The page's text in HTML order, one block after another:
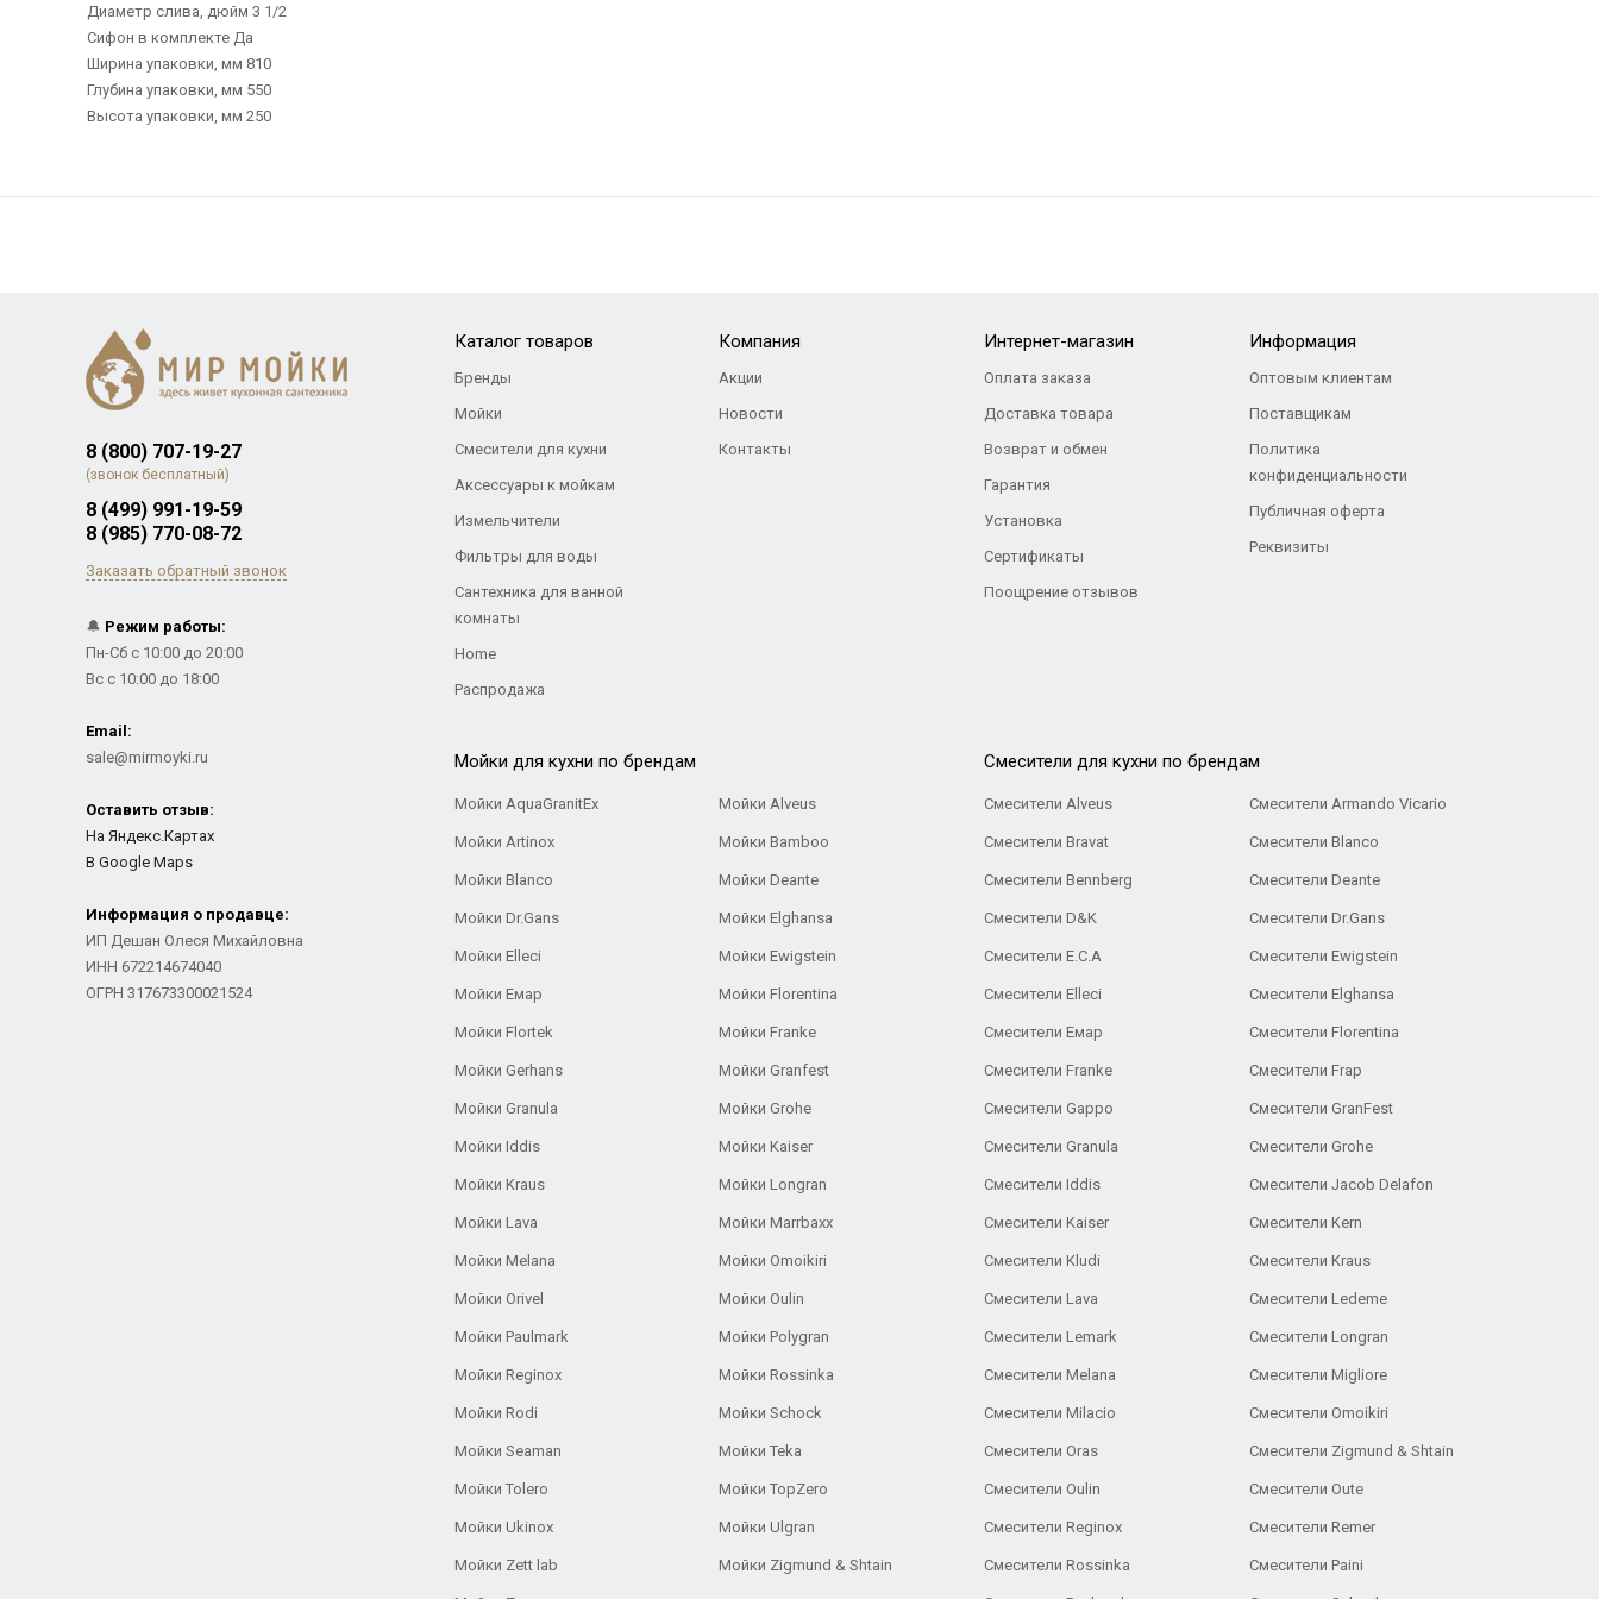
Диаметр слива, дюйм 3 1/2
Сифон в комплекте Да
Ширина упаковки, мм 810
Глубина упаковки, мм 550
Высота упаковки, мм 250
8 (800) 707-19-27
(звонок бесплатный)
8 (499) 991-19-59
8 (985) 770-08-72
Заказать обратный звонок
🔔 Режим работы:
Пн-Сб с 10:00 до 20:00
Вс с 10:00 до 18:00
Email:
sale@mirmoyki.ru
Оставить отзыв:
На Яндекс.Картах
В Google Maps
Информация о продавце:
ИП Дешан Олеся Михайловна
ИНН 672214674040
ОГРН 317673300021524
Каталог товаров
Бренды
Мойки
Смесители для кухни
Аксессуары к мойкам
Измельчители
Фильтры для воды
Сантехника для ванной
комнаты
Home
Распродажа
Компания
Акции
Новости
Контакты
Интернет-магазин
Оплата заказа
Доставка товара
Возврат и обмен
Гарантия
Установка
Сертификаты
Поощрение отзывов
Информация
Оптовым клиентам
Поставщикам
Политика
конфиденциальности
Публичная оферта
Реквизиты
Мойки для кухни по брендам
Мойки AquaGranitEx Мойки Alveus
Мойки Artinox Мойки Bamboo
Мойки Blanco Мойки Deante
Мойки Dr.Gans Мойки Elghansa
Мойки Elleci Мойки Ewigstein
Мойки Емар Мойки Florentina
Мойки Flortek Мойки Franke
Мойки Gerhans Мойки Granfest
Мойки Granula Мойки Grohe
Мойки Iddis Мойки Kaiser
Мойки Kraus Мойки Longran
Мойки Lava Мойки Marrbaxx
Мойки Melana Мойки Omoikiri
Мойки Orivel Мойки Oulin
Мойки Paulmark Мойки Polygran
Мойки Reginox Мойки Rossinka
Мойки Rodi Мойки Schock
Мойки Seaman Мойки Teka
Мойки Tolero Мойки TopZero
Мойки Ukinox Мойки Ulgran
Мойки Zett lab Мойки Zigmund & Shtain
Cмесители для кухни по брендам
Смесители Alveus Смесители Armando Vicario
Смесители Bravat Смесители Blanco
Смесители Bennberg Смесители Deante
Смесители D&K Смесители Dr.Gans
Смесители E.C.A Cмесители Ewigstein
Смесители Elleci Смесители Elghansa
Смесители Емар Смесители Florentina
Смесители Franke Смесители Frap
Смесители Gappo Смесители GranFest
Смесители Granula Смесители Grohe
Смесители Iddis Смесители Jacob Delafon
Смесители Kaiser Смесители Kern
Смесители Kludi Смесители Kraus
Смесители Lava Смесители Ledeme
Смесители Lemark Смесители Longran
Смесители Melana Смесители Migliore
Смесители Milacio Смесители Omoikiri
Смесители Oras Смесители Zigmund & Shtain
Смесители Oulin Смесители Oute
Смесители Reginox Смесители Remer
Смесители Rossinka Смесители Paini